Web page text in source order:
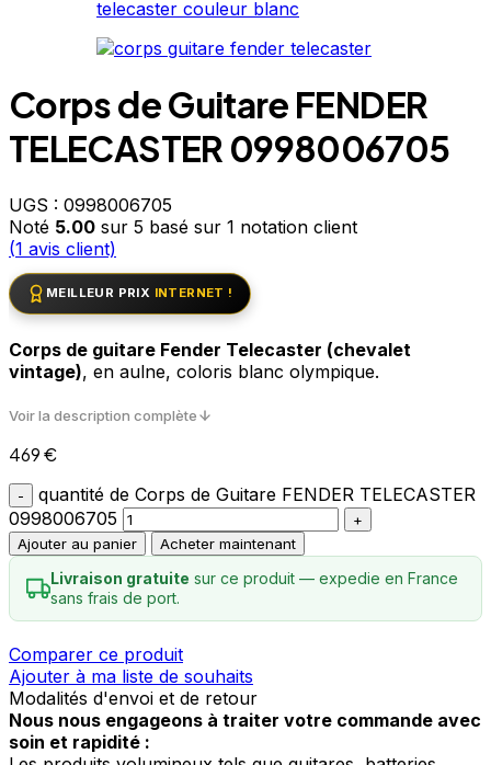
Corps de Guitare FENDER
TELECASTER 0998006705
UGS : 0998006705
Noté 5.00 sur 5 basé sur 1 notation client
(1 avis client)
MEILLEUR PRIX INTERNET !
Corps de guitare Fender Telecaster (chevalet
vintage), en aulne, coloris blanc olympique.
Voir la description complète
469€
quantité de Corps de Guitare FENDER TELECASTER
0998006705
Ajouter au panier Acheter maintenant
Livraison gratuite sur ce produit — expedie en France
sans frais de port.
Comparer ce produit
Ajouter à ma liste de souhaits
Modalités d'envoi et de retour
Nous nous engageons à traiter votre commande avec
soin et rapidité :